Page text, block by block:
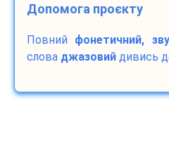
Допомога проєкту
Повний фонетичний,
слова джазовий дивись